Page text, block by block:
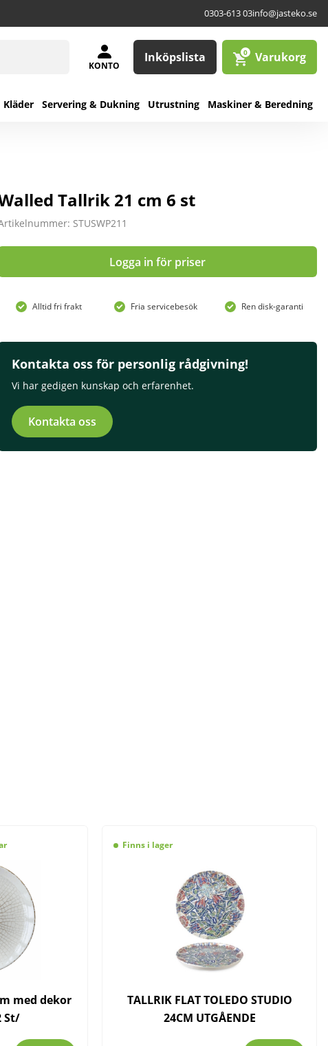
0303-613 03info@jasteko.se
KONTO
Inköpslista 0 Varukorg
Kläder Servering & Dukning Utrustning Maskiner & Beredning
Tallrik 21 cm 6 st
STUSWP211
Logga in för priser
Alltid fri frakt Fria servicebesök Ren disk-garanti
Kontakta oss för personlig rådgivning!
Vi har gedigen kunskap och erfarenhet.
Kontakta oss
med dekor
St/
Finns i lager
TALLRIK FLAT TOLEDO STUDIO
24CM UTGÅENDE